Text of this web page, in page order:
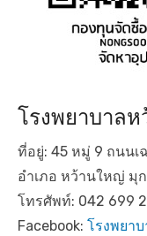
โรงพยาบาล
ที่อยู่: 45 หมู่ 9 ถนนเ
อำเภอ หว้านใหญ่ มุ
โทรศัพท์: 042 699
Facebook: โรงพยา